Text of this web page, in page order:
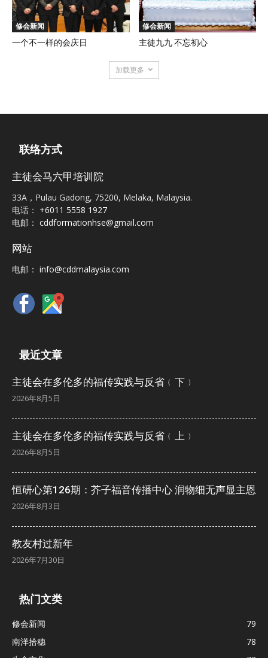
修会新闻
一个不一样的会庆日
修会新闻
主徒九九 不忘初心
加载更多
联络方式
主徒会马六甲培训院
33A，Pulau Gadong, 75200, Melaka, Malaysia.
电话： +6011 5558 1927
电邮： cddformationhse@gmail.com
网站
电邮： info@cddmalaysia.com
最近文章
主徒会在多伦多的福传实践与反省﹙下﹚
2026年8月5日
主徒会在多伦多的福传实践与反省﹙上﹚
2026年8月5日
恒研心第126期：芥子福音传播中心 润物细无声显主恩
2026年8月3日
教友村过新年
2026年7月30日
热门文类
修会新闻
79
南洋拾穗
78